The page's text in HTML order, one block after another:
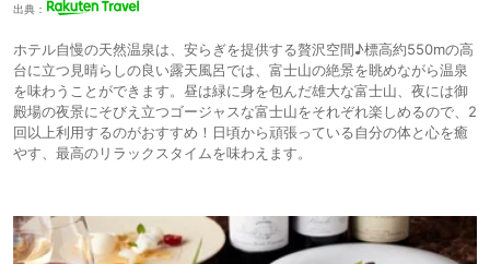
出典：
ホテル自慢の天然温泉は、安らぎを提供する贅沢空間♪標高約550mの高
台に立つ見晴らしの良い露天風呂では、富士山の絶景を眺めながら温泉
を味わうことができます。昼は緑に身を包んだ雄大な富士山、夜には御
殿場の夜景にそびえ立つゴージャスな富士山をそれぞれ楽しめるので、2
回以上利用するのがおすすめ！日頃から頑張っている自分の体と心を癒
やす、最高のリラックスタイムを味わえます。